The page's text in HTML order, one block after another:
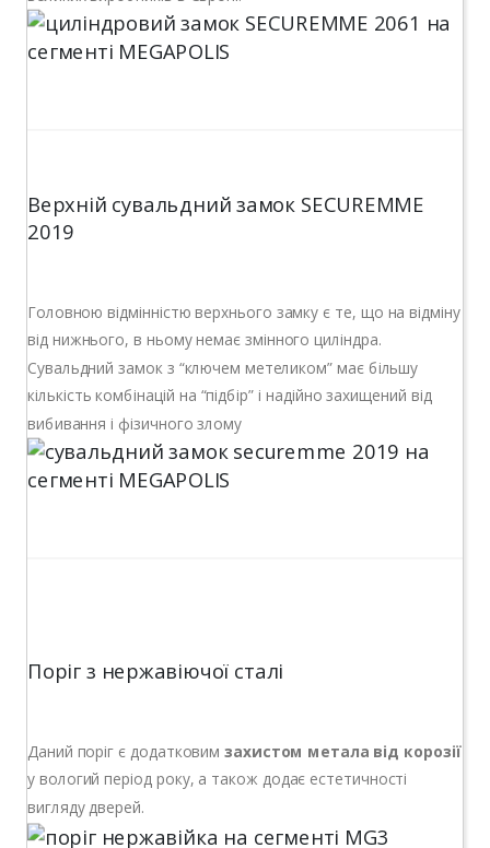
Верхній сувальдний замок SECUREMME
2019
Головною відмінністю верхнього замку є те, що на відміну
від нижнього, в ньому немає змінного циліндра.
Сувальдний замок з “ключем метеликом” має більшу
кількість комбінацій на “підбір” і надійно захищений від
вибивання і фізичного злому
Поріг з нержавіючої сталі
Даний поріг є додатковимзахистом метала від корозії
у вологий період року, а також додає естетичності
вигляду дверей.